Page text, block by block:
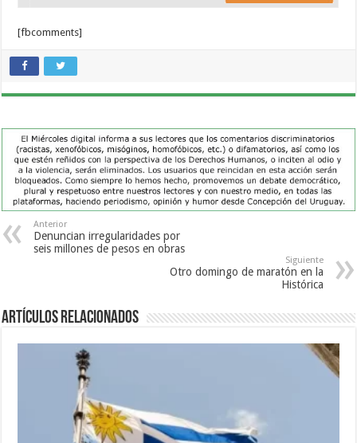
[fbcomments]
Anterior
Denuncian irregularidades por
seis millones de pesos en obras
Siguiente
Otro domingo de maratón en la
Histórica
Artículos Relacionados